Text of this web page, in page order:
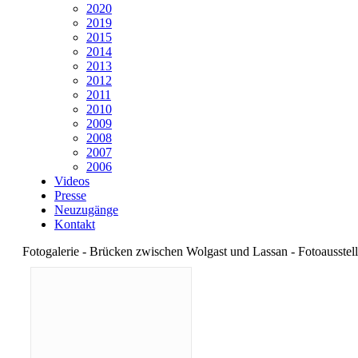
2020
2019
2015
2014
2013
2012
2011
2010
2009
2008
2007
2006
Videos
Presse
Neuzugänge
Kontakt
Fotogalerie - Brücken zwischen Wolgast und Lassan -